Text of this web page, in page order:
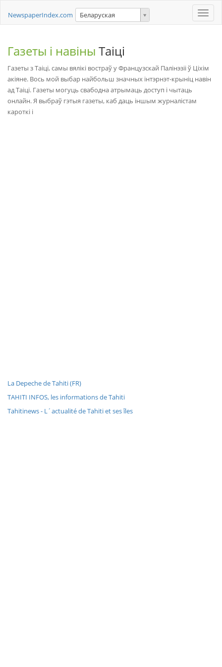
Toggle
NewspaperIndex.com Беларуская
Газеты і навіны Таіці
Газеты з Таіці, самы вялікі востраў у Французскай Палінэзіі ў Ціхім
акіяне. Вось мой выбар найбольш значных інтэрнэт-крыніц навін
ад Таіці. Газеты могуць свабодна атрымаць доступ і чытаць
онлайн. Я выбраў гэтыя газеты, каб даць іншым журналістам
кароткі і
La Depeche de Tahiti (FR)
TAHITI INFOS, les informations de Tahiti
Tahitinews - L´actualité de Tahiti et ses îles